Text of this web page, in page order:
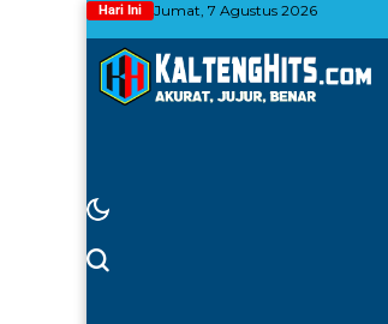
Hari Ini Jumat, 7 Agustus 2026